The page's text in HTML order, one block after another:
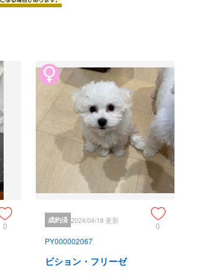
0
成約済 2024/04/18 更新
0
PY000002067
ビション・フリーゼ